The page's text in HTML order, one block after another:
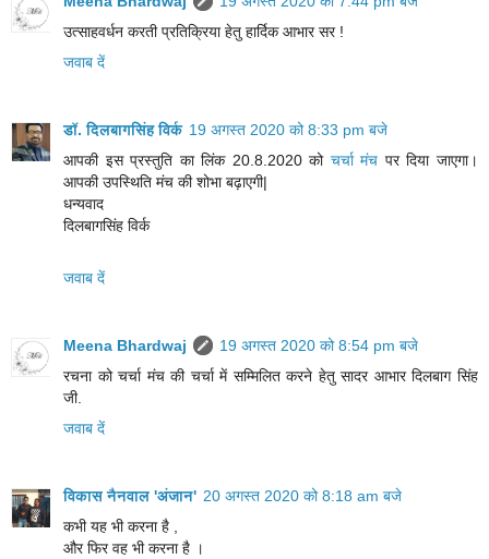
उत्साहवर्धन करती प्रतिक्रिया हेतु हार्दिक आभार सर !
जवाब दें
डॉ. दिलबागसिंह विर्क 19 अगस्त 2020 को 8:33 pm बजे
आपकी इस प्रस्तुति का लिंक 20.8.2020 को चर्चा मंच पर दिया जाएगा।
आपकी उपस्थिति मंच की शोभा बढ़ाएगी|
धन्यवाद
दिलबागसिंह विर्क
जवाब दें
Meena Bhardwaj
19 अगस्त 2020 को 8:54 pm बजे
रचना को चर्चा मंच की चर्चा में सम्मिलित करने हेतु सादर आभार दिलबाग सिंह
जी.
जवाब दें
विकास नैनवाल 'अंजान' 20 अगस्त 2020 को 8:18 am बजे
कभी यह भी करना है ,
और फिर वह भी करना है ।